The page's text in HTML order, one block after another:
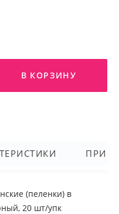
В КОРЗИНУ
(пеленки) в
20 шт/упк